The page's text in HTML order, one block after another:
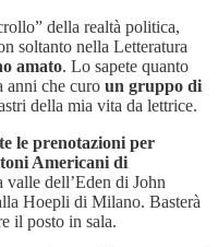
della realtà politica,
soltanto nella Letteratura
amato. Lo sapete quanto
anni che curo un gruppo di
della mia vita da lettrice.
le prenotazioni per
Americani di
valle dell’Eden di John
Hoepli di Milano. Basterà
il posto in sala.